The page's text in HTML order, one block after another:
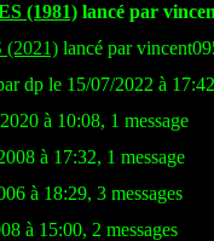
(1981) lancé par
lancé par
dp le 15/07/2022 à
à 10:08, 1 message
à 17:32, 1 message
à 18:29, 3 messages
à 15:00, 2 messages